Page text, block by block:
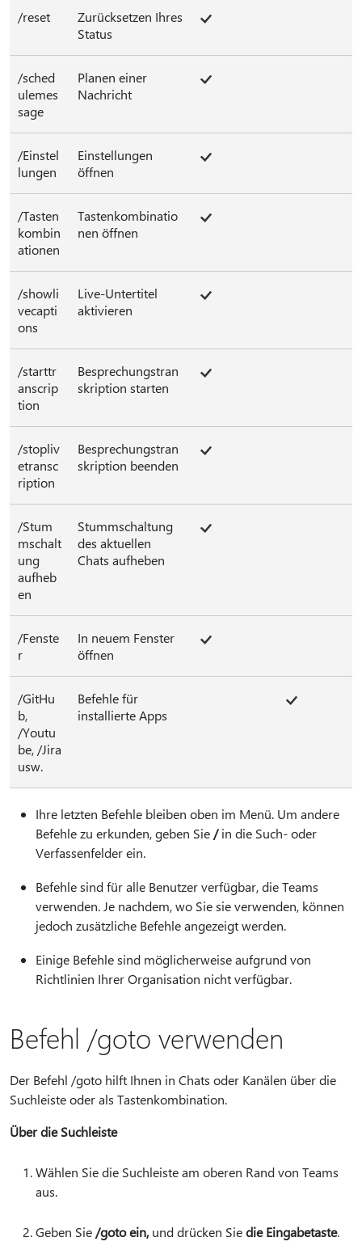
/reset
Zurücksetzen Ihres
Status
/sched
ulemes
sage
Planen einer
Nachricht
/Einstel
lungen
Einstellungen
öffnen
/Tasten
kombin
ationen
Tastenkombinatio
nen öffnen
/showli
vecapti
ons
Live-Untertitel
aktivieren
/starttr
anscrip
tion
Besprechungstran
skription starten
/stopliv
etransc
ription
Besprechungstran
skription beenden
/Stum
mschalt
ung
aufheb
en
Stummschaltung
des aktuellen
Chats aufheben
/Fenste
r
In neuem Fenster
öffnen
/GitHu
b,
/Youtu
be, /Jira
usw.
Befehle für
installierte Apps
Ihre letzten Befehle bleiben oben im Menü. Um andere
Befehle zu erkunden, geben Sie /in die Such- oder
Verfassenfelder ein.
Befehle sind für alle Benutzer verfügbar, die Teams
verwenden. Je nachdem, wo Sie sie verwenden, können
jedoch zusätzliche Befehle angezeigt werden.
Einige Befehle sind möglicherweise aufgrund von
Richtlinien Ihrer Organisation nicht verfügbar.
Befehl /goto verwenden
Der Befehl /goto hilft Ihnen in Chats oder Kanälen über die
Suchleiste oder als Tastenkombination.
Über die Suchleiste
Wählen Sie die Suchleiste am oberen Rand von Teams
aus.
Geben Sie /goto ein, und drücken Siedie Eingabetaste.